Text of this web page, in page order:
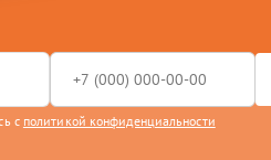
с политикой конфиденциальности